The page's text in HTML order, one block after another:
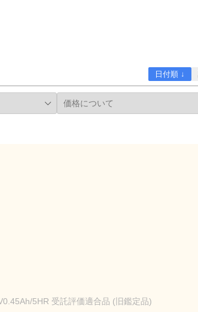
日付順 ↓
5HR 受託評価適合品 (旧鑑定品)